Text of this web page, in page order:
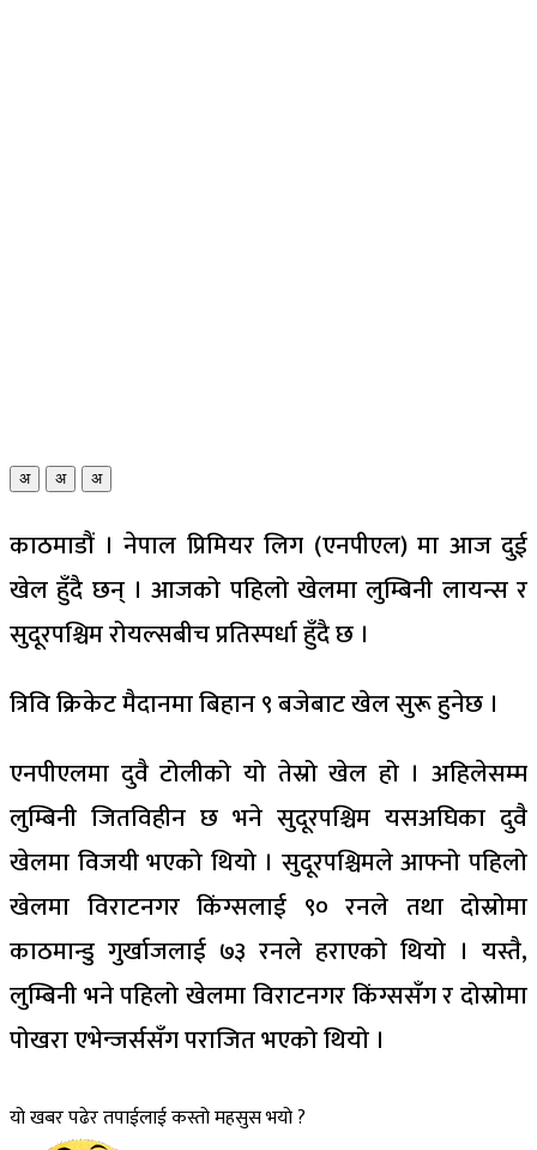
अ अ अ
काठमाडौं । नेपाल प्रिमियर लिग (एनपीएल) मा आज दुई
खेल हुँदै छन् । आजको पहिलो खेलमा लुम्बिनी लायन्स र
सुदूरपश्चिम रोयल्सबीच प्रतिस्पर्धा हुँदै छ ।
त्रिवि क्रिकेट मैदानमा बिहान ९ बजेबाट खेल सुरू हुनेछ ।
एनपीएलमा दुवै टोलीको यो तेस्रो खेल हो । अहिलेसम्म
लुम्बिनी जितविहीन छ भने सुदूरपश्चिम यसअघिका दुवै
खेलमा विजयी भएको थियो । सुदूरपश्चिमले आफ्नो पहिलो
खेलमा विराटनगर किंग्सलाई ९० रनले तथा दोस्रोमा
काठमान्डु गुर्खाजलाई ७३ रनले हराएको थियो । यस्तै,
लुम्बिनी भने पहिलो खेलमा विराटनगर किंग्ससँग र दोस्रोमा
पोखरा एभेन्जर्ससँग पराजित भएको थियो ।
यो खबर पढेर तपाईलाई कस्तो महसुस भयो ?